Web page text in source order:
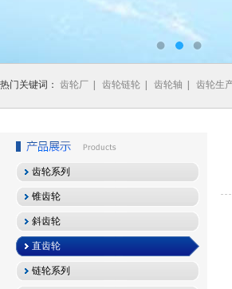
热门关键词： 齿轮厂 齿轮链轮 齿轮轴 齿轮生
齿轮系列
锥齿轮
斜齿轮
直齿轮
链轮系列